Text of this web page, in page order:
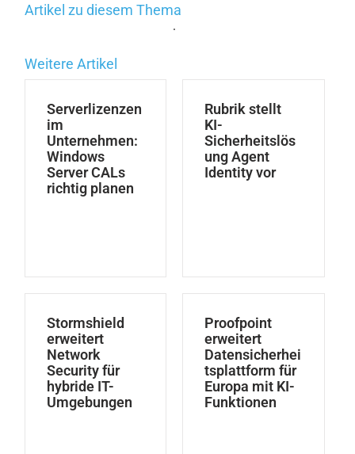
Artikel zu diesem Thema
.
Weitere Artikel
Serverlizenzen
im
Unternehmen:
Windows
Server CALs
richtig planen
Rubrik stellt
KI-
Sicherheitslös
ung Agent
Identity vor
Stormshield
erweitert
Network
Security für
hybride IT-
Umgebungen
Proofpoint
erweitert
Datensicherhei
tsplattform für
Europa mit KI-
Funktionen